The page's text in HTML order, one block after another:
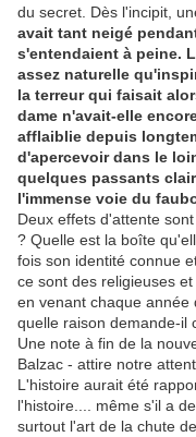
du secret. Dès l'incipit,
avait tant neigé
s'entendaient à peine.
assez naturelle
la terreur qui faisait
dame n'avait-elle
afflaiblie depuis
d'apercevoir dans le
quelques passants
l'immense voie du
Deux effets d'attente
? Quelle est la boîte
fois son identité connue
ce sont des religieuses
en venant chaque année
quelle raison demande-il
Une note à fin de la
Balzac - attire notre
L'histoire aurait été
l'histoire.... même s'il a
surtout l'art de la chute